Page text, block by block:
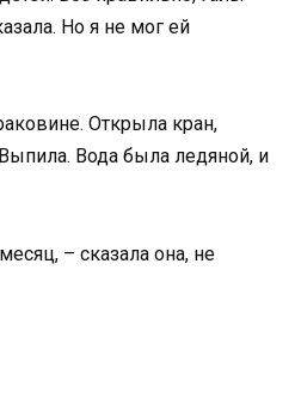
Но я не мог ей
Открыла кран,
Вода была ледяной, и
– сказала она, не